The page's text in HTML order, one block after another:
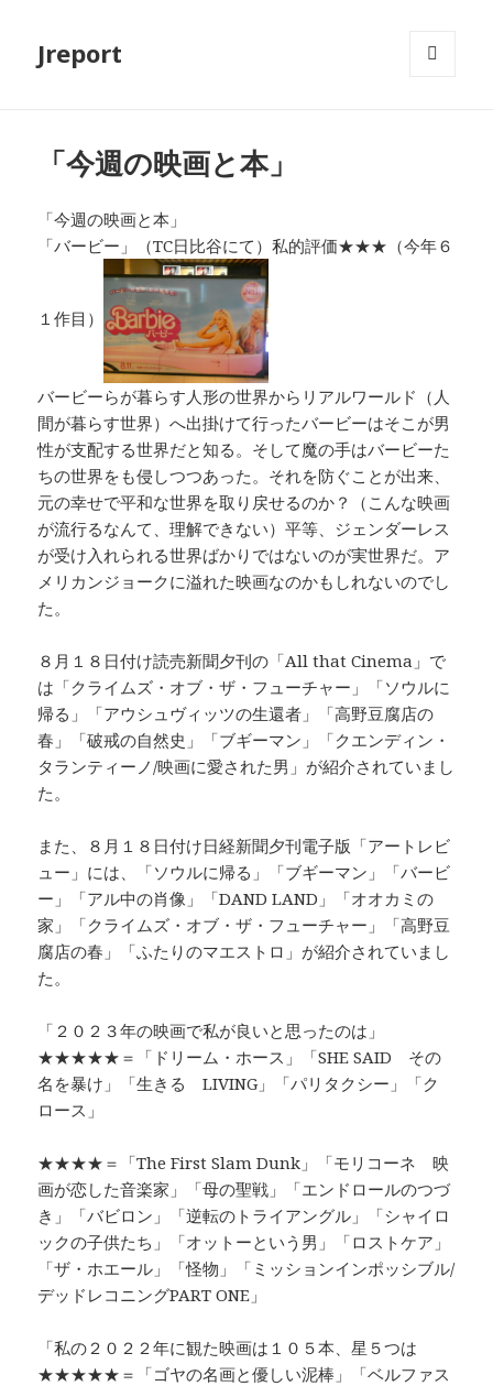
Jreport
「今週の映画と本」
「今週の映画と本」
「バービー」（TC日比谷にて）私的評価★★★（今年６
１作目）
バービーらが暮らす人形の世界からリアルワールド（人
間が暮らす世界）へ出掛けて行ったバービーはそこが男
性が支配する世界だと知る。そして魔の手はバービーた
ちの世界をも侵しつつあった。それを防ぐことが出来、
元の幸せで平和な世界を取り戻せるのか？（こんな映画
が流行るなんて、理解できない）平等、ジェンダーレス
が受け入れられる世界ばかりではないのが実世界だ。ア
メリカンジョークに溢れた映画なのかもしれないのでし
た。
８月１８日付け読売新聞夕刊の「All that Cinema」で
は「クライムズ・オブ・ザ・フューチャー」「ソウルに
帰る」「アウシュヴィッツの生還者」「高野豆腐店の
春」「破戒の自然史」「ブギーマン」「クエンディン・
タランティーノ/映画に愛された男」が紹介されていまし
た。
また、８月１８日付け日経新聞夕刊電子版「アートレビ
ュー」には、「ソウルに帰る」「ブギーマン」「バービ
ー」「アル中の肖像」「DAND LAND」「オオカミの
家」「クライムズ・オブ・ザ・フューチャー」「高野豆
腐店の春」「ふたりのマエストロ」が紹介されていまし
た。
「２０２３年の映画で私が良いと思ったのは」
★★★★★＝「ドリーム・ホース」「SHE SAID その
名を暴け」「生きる LIVING」「パリタクシー」「ク
ロース」
★★★★＝「The First Slam Dunk」「モリコーネ 映
画が恋した音楽家」「母の聖戦」「エンドロールのつづ
き」「バビロン」「逆転のトライアングル」「シャイロ
ックの子供たち」「オットーという男」「ロストケア」
「ザ・ホエール」「怪物」「ミッションインポッシブル/
デッドレコニングPART ONE」
「私の２０２２年に観た映画は１０５本、星５つは
★★★★★＝「ゴヤの名画と優しい泥棒」「ベルファス